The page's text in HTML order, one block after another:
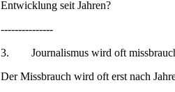
Entwicklung seit Jahren?
---------------
3. Journalismus wird oft
Der Missbrauch wird oft erst nach